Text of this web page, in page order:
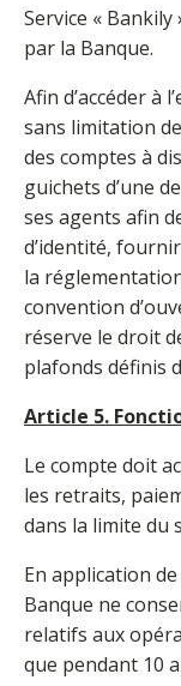
Service «
par la Banque.
Afin d’accéder à
sans limitation
des comptes à
guichets d’une
ses agents afin
d’identité,
la
convention
réserve le droit
plafonds définis
Article 5.
Le compte doit
les retraits,
dans la limite du
En application
Banque ne
relatifs aux
que pendant 10